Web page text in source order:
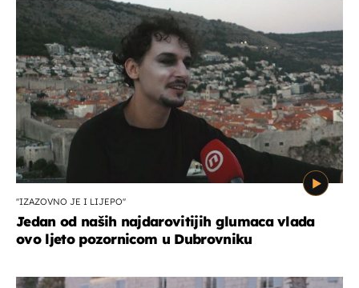
''IZAZOVNO JE I LIJEPO''
Jedan od naših najdarovitijih glumaca vlada
ovo ljeto pozornicom u Dubrovniku